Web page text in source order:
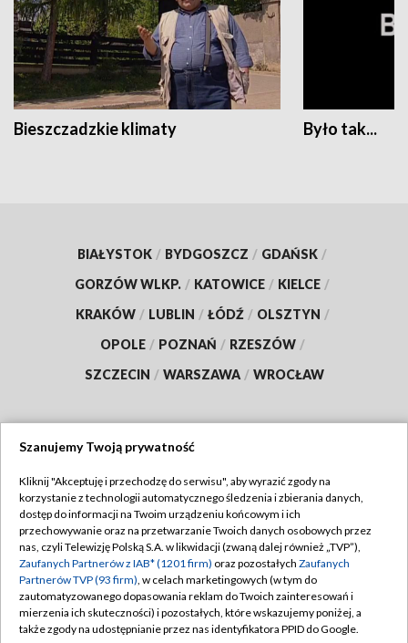
Bieszczadzkie klimaty Było tak...
BIAŁYSTOK / BYDGOSZCZ / GDAŃSK /
GORZÓW WLKP. / KATOWICE / KIELCE /
KRAKÓW / LUBLIN / ŁÓDŹ / OLSZTYN /
OPOLE / POZNAŃ / RZESZÓW /
SZCZECIN / WARSZAWA / WROCŁAW
TVP
Abonament TVP
Emisja w TVP
Centrum informacji TVP
Naziemna Telewizja Cyfrowa
Regulamin TVP
Polityka prywatności
Moje zgody
Pomoc
Szanujemy Twoją prywatność
Kliknij "Akceptuję i przechodzę do serwisu", aby wyrazić zgody na
korzystanie z technologii automatycznego śledzenia i zbierania danych,
dostęp do informacji na Twoim urządzeniu końcowym i ich
przechowywanie oraz na przetwarzanie Twoich danych osobowych przez
nas, czyli Telewizję Polską S.A. w likwidacji (zwaną dalej również „TVP”),
Zaufanych Partnerów z IAB* (1201 firm) oraz pozostałych Zaufanych
Partnerów TVP (93 firm), w celach marketingowych (w tym do
zautomatyzowanego dopasowania reklam do Twoich zainteresowań i
mierzenia ich skuteczności) i pozostałych, które wskazujemy poniżej, a
także zgody na udostępnianie przez nas identyfikatora PPID do Google.